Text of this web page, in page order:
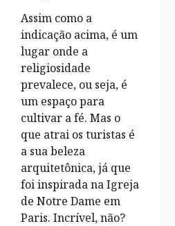
Assim como a
indicação acima, é um
lugar onde a
religiosidade
prevalece, ou seja, é
um espaço para
cultivar a fé. Mas o
que atrai os turistas é
a sua beleza
arquitetônica, já que
foi inspirada na Igreja
de Notre Dame em
Paris. Incrível, não?